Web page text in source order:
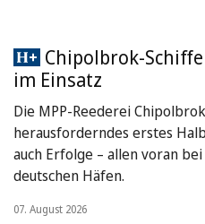
Chipolbrok-
im Einsatz
Die MPP-Reederei
herausforderndes erstes
auch Erfolge – allen voran
deutschen Häfen.
07. August 2026